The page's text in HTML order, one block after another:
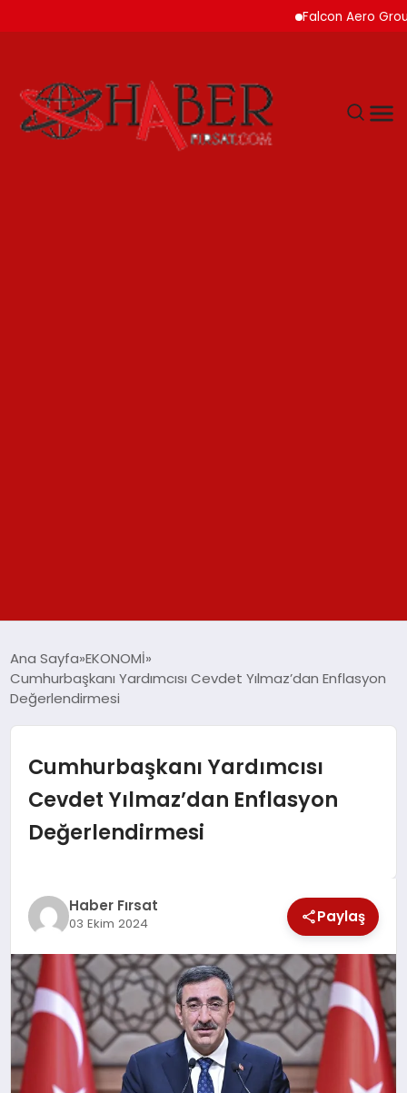
Falcon Aero Group,
SPOR
SAĞLIK
MAGAZİN
EĞİTİM
DÜNYA
Ana Sayfa EKONOMİ
Cumhurbaşkanı Yardımcısı Cevdet Yılmaz’dan Enflasyon
Değerlendirmesi
Cumhurbaşkanı Yardımcısı
Cevdet Yılmaz’dan Enflasyon
Değerlendirmesi
Haber Fırsat
03 Ekim 2024 Paylaş